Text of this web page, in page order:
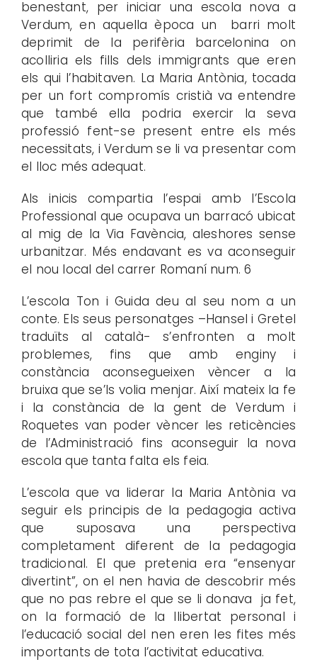
benestant, per iniciar una escola nova a
Verdum, en aquella època un barri molt
deprimit de la perifèria barcelonina on
acolliria els fills dels immigrants que eren
els qui l’habitaven. La Maria Antònia, tocada
per un fort compromís cristià va entendre
que també ella podria exercir la seva
professió fent-se present entre els més
necessitats, i Verdum se li va presentar com
el lloc més adequat.
Als inicis compartia l’espai amb l’Escola
Professional que ocupava un barracó ubicat
al mig de la Via Favència, aleshores sense
urbanitzar. Més endavant es va aconseguir
el nou local del carrer Romaní num. 6
L’escola Ton i Guida deu al seu nom a un
conte. Els seus personatges –Hansel i Gretel
traduïts al català- s’enfronten a molt
problemes, fins que amb enginy i
constància aconsegueixen vèncer a la
bruixa que se’ls volia menjar. Així mateix la fe
i la constància de la gent de Verdum i
Roquetes van poder vèncer les reticències
de l’Administració fins aconseguir la nova
escola que tanta falta els feia.
L’escola que va liderar la Maria Antònia va
seguir els principis de la pedagogia activa
que suposava una perspectiva
completament diferent de la pedagogia
tradicional. El que pretenia era “ensenyar
divertint”, on el nen havia de descobrir més
que no pas rebre el que se li donava ja fet,
on la formació de la llibertat personal i
l’educació social del nen eren les fites més
importants de tota l’activitat educativa.